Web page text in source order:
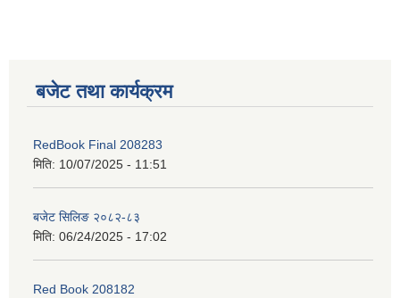
बजेट तथा कार्यक्रम
RedBook Final 208283
मिति: 10/07/2025 - 11:51
बजेट सिलिङ २०८२-८३
मिति: 06/24/2025 - 17:02
Red Book 208182